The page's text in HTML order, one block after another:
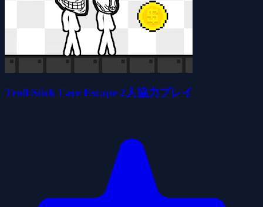
Troll Stick Face Escape 2人協力プレイ